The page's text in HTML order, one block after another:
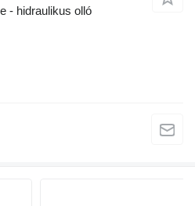
- hidraulikus olló